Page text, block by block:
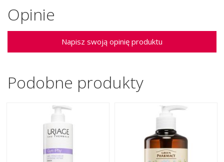
Opinie
Napisz swoją opinię produktu
Podobne produkty